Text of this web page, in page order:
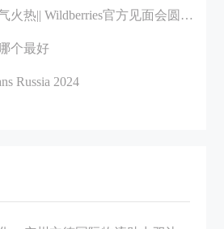
热|| Wildberries官方见面会圆满举办
个最好
Russia 2024